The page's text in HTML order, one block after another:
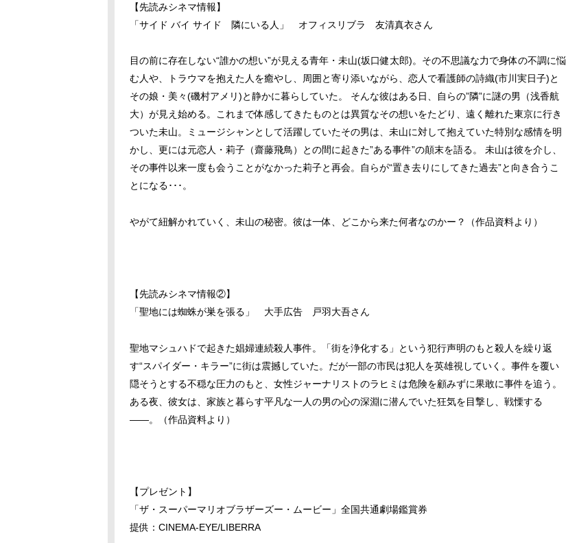
【先読みシネマ情報】
「サイド バイ サイド 隣にいる人」 オフィスリブラ 友清真衣さん
目の前に存在しない“誰かの想い”が見える青年・未山(坂口健太郎)。その不思議な力で身体の不調に悩
む人や、トラウマを抱えた人を癒やし、周囲と寄り添いながら、恋人で看護師の詩織(市川実日子)と
その娘・美々(磯村アメリ)と静かに暮らしていた。 そんな彼はある日、自らの”隣”に謎の男（浅香航
大）が見え始める。これまで体感してきたものとは異質なその想いをたどり、遠く離れた東京に行き
ついた未山。ミュージシャンとして活躍していたその男は、未山に対して抱えていた特別な感情を明
かし、更には元恋人・莉子（齋藤飛鳥）との間に起きた”ある事件”の顛末を語る。 未山は彼を介し、
その事件以来一度も会うことがなかった莉子と再会。自らが“置き去りにしてきた過去”と向き合うこ
とになる･･･。
やがて紐解かれていく、未山の秘密。彼は一体、どこから来た何者なのかー？（作品資料より）
【先読みシネマ情報②】
「聖地には蜘蛛が巣を張る」 大手広告 戸羽大吾さん
聖地マシュハドで起きた娼婦連続殺人事件。「街を浄化する」という犯行声明のもと殺人を繰り返
す“スパイダー・キラー”に街は震撼していた。だが一部の市民は犯人を英雄視していく。事件を覆い
隠そうとする不穏な圧力のもと、女性ジャーナリストのラヒミは危険を顧みずに果敢に事件を追う。
ある夜、彼女は、家族と暮らす平凡な一人の男の心の深淵に潜んでいた狂気を目撃し、戦慄する
——。（作品資料より）
【プレゼント】
「ザ・スーパーマリオブラザーズー・ムービー」全国共通劇場鑑賞券
提供：CINEMA-EYE/LIBERRA